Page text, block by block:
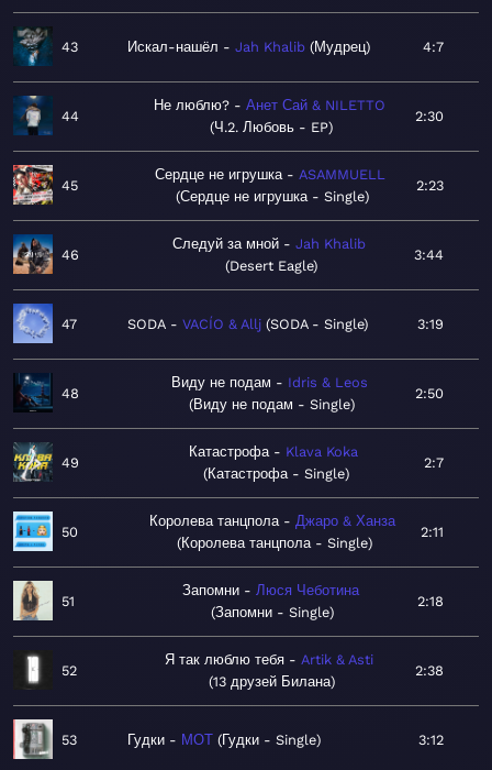
43 Искал-нашёл Jah Khalib Мудрец 4:7
44
Не люблю?
Анет Сай & NILETTO
Ч.2. Любовь - EP
2:30
45
Сердце не игрушка
ASAMMUELL
Сердце не игрушка - Single
2:23
46
Следуй за мной
Jah Khalib
Desert Eagle
3:44
47 SODA VACÍO & Allj SODA - Single 3:19
48
Виду не подам
Idris & Leos
Виду не подам - Single
2:50
49
Катастрофа
Klava Koka
Катастрофа - Single
2:7
50
Королева танцпола
Джаро & Ханза
Королева танцпола - Single
2:11
51
Запомни
Люся Чеботина
Запомни - Single
2:18
52
Я так люблю тебя
Artik & Asti
13 друзей Билана
2:38
53 Гудки МОТ Гудки - Single 3:12